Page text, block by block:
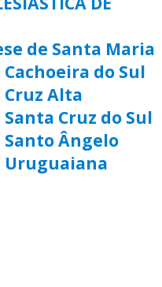
de Santa Maria
Cachoeira do Sul
Cruz Alta
Santa Cruz do Sul
Santo Ângelo
Uruguaiana